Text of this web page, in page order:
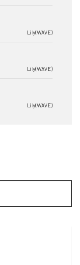
Lily(WAVE)
Lily(WAVE)
Lily(WAVE)